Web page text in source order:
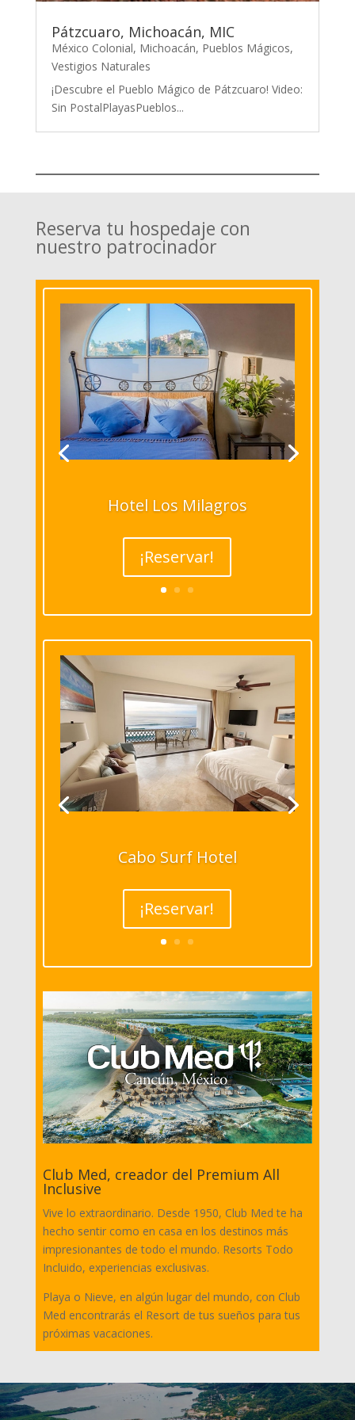
Pátzcuaro, Michoacán, MIC
México Colonial, Michoacán, Pueblos Mágicos,
Vestigios Naturales
¡Descubre el Pueblo Mágico de Pátzcuaro! Video:
Sin PostalPlayasPueblos...
Reserva tu hospedaje con
nuestro patrocinador
Hotel Los Milagros
¡Reservar!
Cabo Surf Hotel
¡Reservar!
Club Med, creador del Premium All
Inclusive
Vive lo extraordinario. Desde 1950, Club Med te ha
hecho sentir como en casa en los destinos más
impresionantes de todo el mundo. Resorts Todo
Incluido, experiencias exclusivas.
Playa o Nieve, en algún lugar del mundo, con Club
Med encontrarás el Resort de tus sueños para tus
próximas vacaciones.